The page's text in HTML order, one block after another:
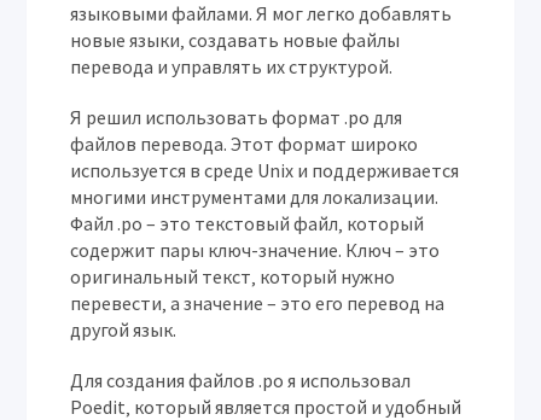
языковыми файлами. Я мог легко добавлять
новые языки‚ создавать новые файлы
перевода и управлять их структурой.
Я решил использовать формат .po для
файлов перевода. Этот формат широко
используется в среде Unix и поддерживается
многими инструментами для локализации.
Файл .po – это текстовый файл‚ который
содержит пары ключ-значение. Ключ – это
оригинальный текст‚ который нужно
перевести‚ а значение – это его перевод на
другой язык.
Для создания файлов .po я использовал
Poedit‚ который является простой и удобный